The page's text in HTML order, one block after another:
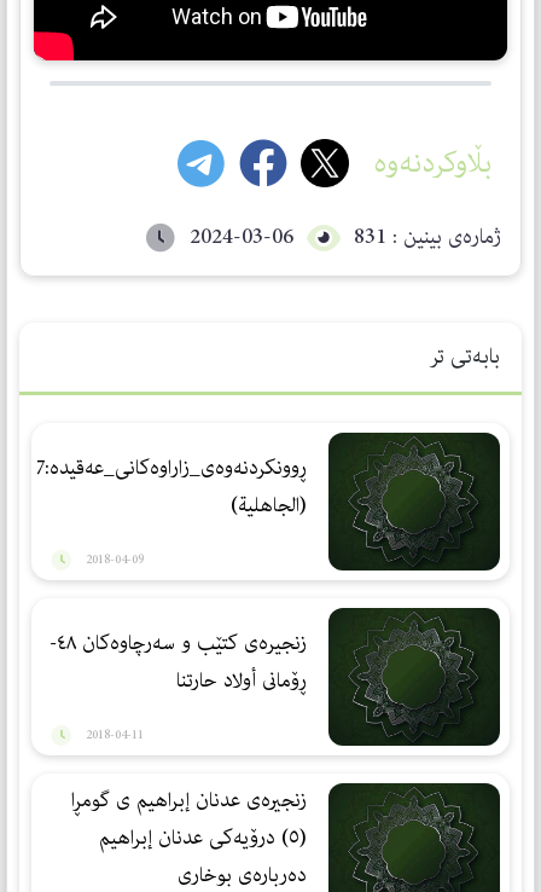
بڵاوکردنەوە
ژمارەی بینین : 831 2024-03-06
بابەتی تر
ڕوونكردنه‌وه‌ی_زاراوه‌كانی_عه‌قیده‌:17
(الجاهلیة)
2018-04-09
زنجیرەی کتێب و سەرچاوەکان ٤٨-
ڕۆمانى أولاد حارتنا
2018-04-11
زنجيره‌ى عدنان إبراهيم ى گومڕا
(٥) درۆیەکی عدنان إبراهیم
ده‌رباره‌ی بوخاری